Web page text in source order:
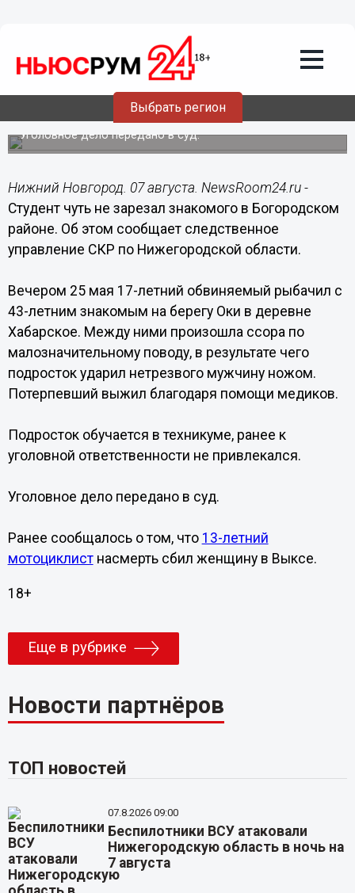
Выбрать регион
07.08.201816:32
Студент чуть не зарезал знакомого в
Богородском районе
Уголовное дело передано в суд.
Нижний Новгород. 07 августа. NewsRoom24.ru -
Студент чуть не зарезал знакомого в Богородском
районе. Об этом сообщает следственное
управление СКР по Нижегородской области.
Вечером 25 мая 17-летний обвиняемый рыбачил с
43-летним знакомым на берегу Оки в деревне
Хабарское. Между ними произошла ссора по
малозначительному поводу, в результате чего
подросток ударил нетрезвого мужчину ножом.
Потерпевший выжил благодаря помощи медиков.
Подросток обучается в техникуме, ранее к
уголовной ответственности не привлекался.
Уголовное дело передано в суд.
Ранее сообщалось о том, что 13-летний
мотоциклистнасмерть сбил женщину в Выксе.
18+
Еще в рубрике
Новости партнёров
ТОП новостей
07.8.2026 09:00
Беспилотники ВСУ атаковали
Нижегородскую область в ночь на
7 августа